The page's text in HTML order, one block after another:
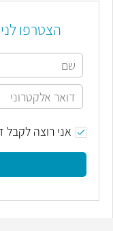
הצטרפו
אני רוצה לקבל